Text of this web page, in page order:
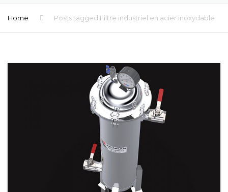
Home Posts tagged Filtre industriel en acier inoxydable